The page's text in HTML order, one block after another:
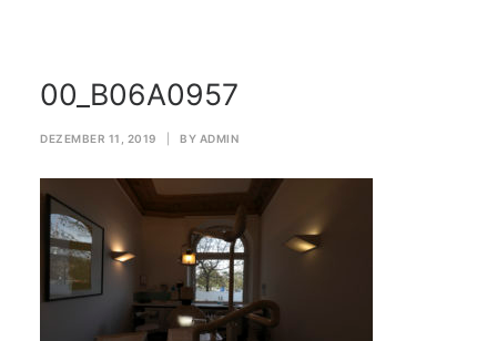
00_B06A0957
DEZEMBER 11, 2019 BY ADMIN